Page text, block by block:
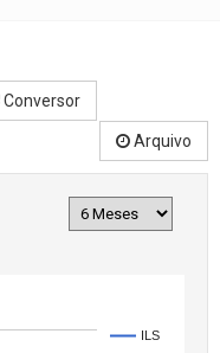
Conversor
Arquivo
ILS